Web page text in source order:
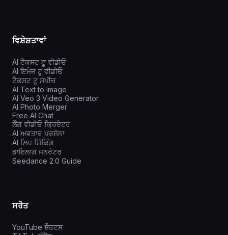
ਵਿਸ਼ੇਸ਼ਤਾਵਾਂ
AI ਟੈਕਸਟ ਟੂ ਵੀਡੀਓ
AI ਇਮੇਜ ਟੂ ਵੀਡੀਓ
ਟੈਕਸਟ ਟੂ ਸਪੀਚ
AI Text to Image
AI Veo 3 Video Generator
AI Photo Merger
Free AI Chat
ਲੌਂਗ ਵੀਡੀਓ ਕ੍ਰਿਏਟਰ
AI ਅਵਤਾਰ ਪਰਸੋਨਾ
AI ਲਿਪ ਸਿੰਕਿੰਗ
ਡਾਇਲਾਗ ਜਨਰੇਟਰ
Seedance 2.0 Guide
ਸਰੋਤ
YouTube ਸ਼ੌਰਟਸ